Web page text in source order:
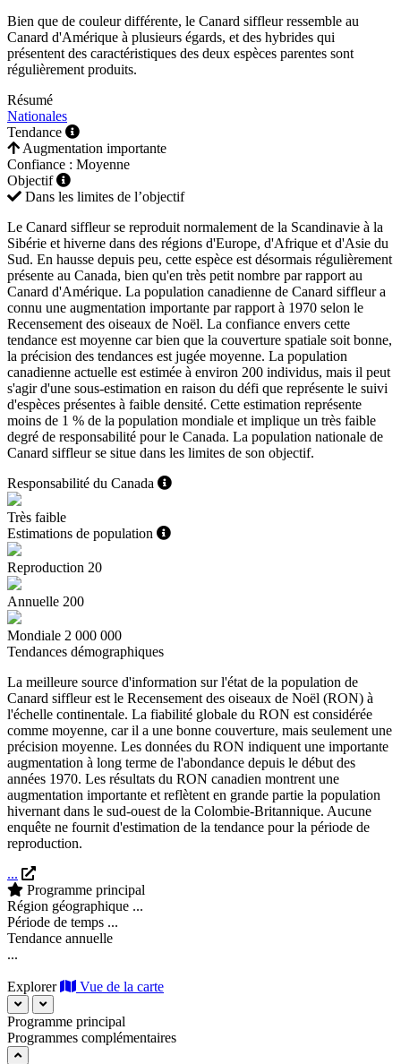
Bien que de couleur différente, le Canard siffleur ressemble au
Canard d'Amérique à plusieurs égards, et des hybrides qui
présentent des caractéristiques des deux espèces parentes sont
régulièrement produits.
Résumé
Nationales
Tendance
Augmentation importante
Confiance : Moyenne
Objectif
Dans les limites de l’objectif
Le Canard siffleur se reproduit normalement de la Scandinavie à la
Sibérie et hiverne dans des régions d'Europe, d'Afrique et d'Asie du
Sud. En hausse depuis peu, cette espèce est désormais régulièrement
présente au Canada, bien qu'en très petit nombre par rapport au
Canard d'Amérique. La population canadienne de Canard siffleur a
connu une augmentation importante par rapport à 1970 selon le
Recensement des oiseaux de Noël. La confiance envers cette
tendance est moyenne car bien que la couverture spatiale soit bonne,
la précision des tendances est jugée moyenne. La population
canadienne actuelle est estimée à environ 200 individus, mais il peut
s'agir d'une sous-estimation en raison du défi que représente le suivi
d'espèces présentes à faible densité. Cette estimation représente
moins de 1 % de la population mondiale et implique un très faible
degré de responsabilité pour le Canada. La population nationale de
Canard siffleur se situe dans les limites de son objectif.
Responsabilité du Canada
Très faible
Estimations de population
Reproduction 20
Annuelle 200
Mondiale 2 000 000
Tendances démographiques
La meilleure source d'information sur l'état de la population de
Canard siffleur est le Recensement des oiseaux de Noël (RON) à
l'échelle continentale. La fiabilité globale du RON est considérée
comme moyenne, car il a une bonne couverture, mais seulement une
précision moyenne. Les données du RON indiquent une importante
augmentation à long terme de l'abondance depuis le début des
années 1970. Les résultats du RON canadien montrent une
augmentation importante et reflètent en grande partie la population
hivernant dans le sud-ouest de la Colombie-Britannique. Aucune
enquête ne fournit d'estimation de la tendance pour la période de
reproduction.
...
Programme principal
Région géographique ...
Période de temps ...
Tendance annuelle
...
Explorer Vue de la carte
Programme principal
Programmes complémentaires